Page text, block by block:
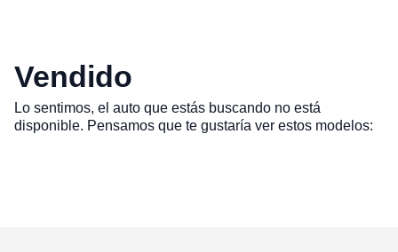
Vendido
Lo sentimos, el auto que estás buscando no está
disponible. Pensamos que te gustaría ver estos modelos: